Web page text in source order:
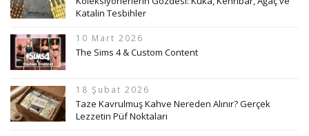
Katalin Tesbihler
10 Mart 2026
The Sims 4 & Custom Content
18 Şubat 2026
Taze Kavrulmuş Kahve Nereden Alınır? Gerçek
Lezzetin Püf Noktaları